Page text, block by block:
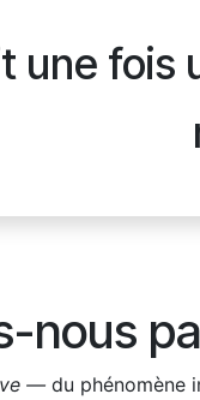
une
nous
— du phénomène